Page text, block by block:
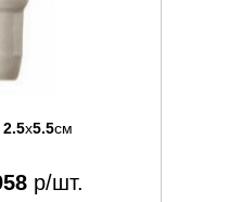
2.5x5.5см
р/шт.